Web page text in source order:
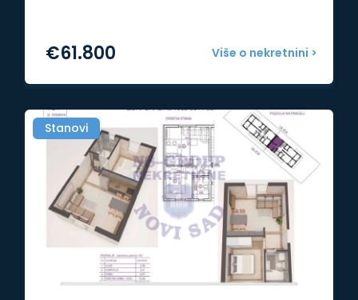
Više o nekretnini >
€61.800
Stanovi